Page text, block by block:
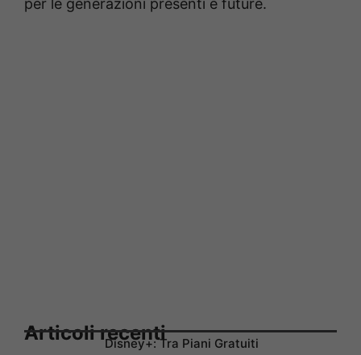
per le generazioni presenti e future.
Articoli recentiDisney+: Tra Piani Gratuiti